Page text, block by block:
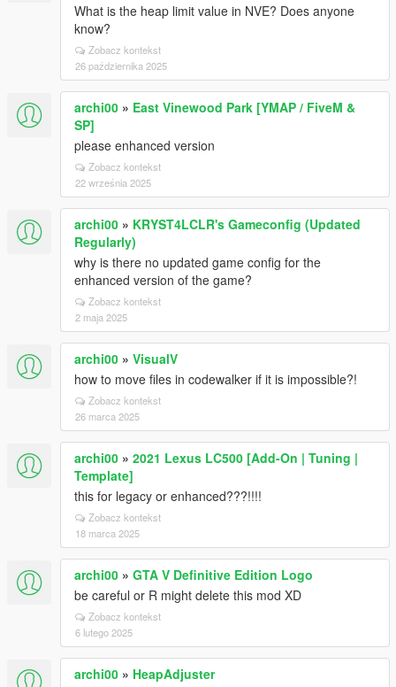
What is the heap limit value in NVE? Does anyone
know?
Zobacz kontekst
26 października 2025
archi00 » East Vinewood Park [YMAP / FiveM &
SP]
please enhanced version
Zobacz kontekst
22 września 2025
archi00 » KRYST4LCLR's Gameconfig (Updated
Regularly)
why is there no updated game config for the
enhanced version of the game?
Zobacz kontekst
2 maja 2025
archi00 » VisualV
how to move files in codewalker if it is impossible?!
Zobacz kontekst
26 marca 2025
archi00 » 2021 Lexus LC500 [Add-On | Tuning |
Template]
this for legacy or enhanced???!!!!
Zobacz kontekst
18 marca 2025
archi00 » GTA V Definitive Edition Logo
be careful or R might delete this mod XD
Zobacz kontekst
6 lutego 2025
archi00 » HeapAdjuster